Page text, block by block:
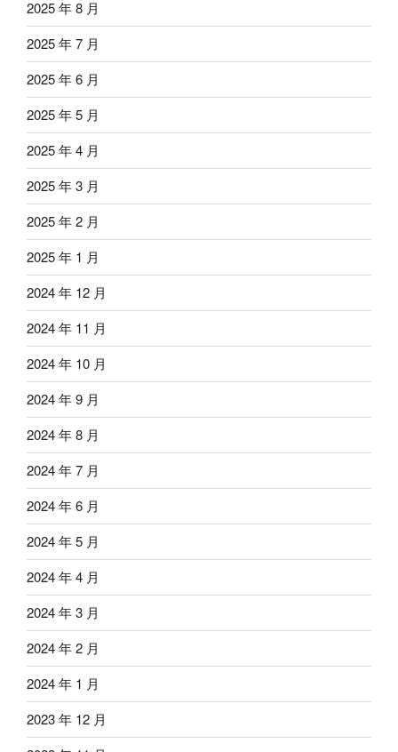
2025 年 8 月
2025 年 7 月
2025 年 6 月
2025 年 5 月
2025 年 4 月
2025 年 3 月
2025 年 2 月
2025 年 1 月
2024 年 12 月
2024 年 11 月
2024 年 10 月
2024 年 9 月
2024 年 8 月
2024 年 7 月
2024 年 6 月
2024 年 5 月
2024 年 4 月
2024 年 3 月
2024 年 2 月
2024 年 1 月
2023 年 12 月